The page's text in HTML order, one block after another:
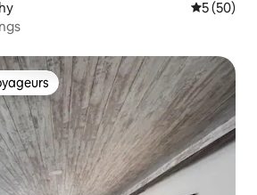
5 (50)
les plus appréciés